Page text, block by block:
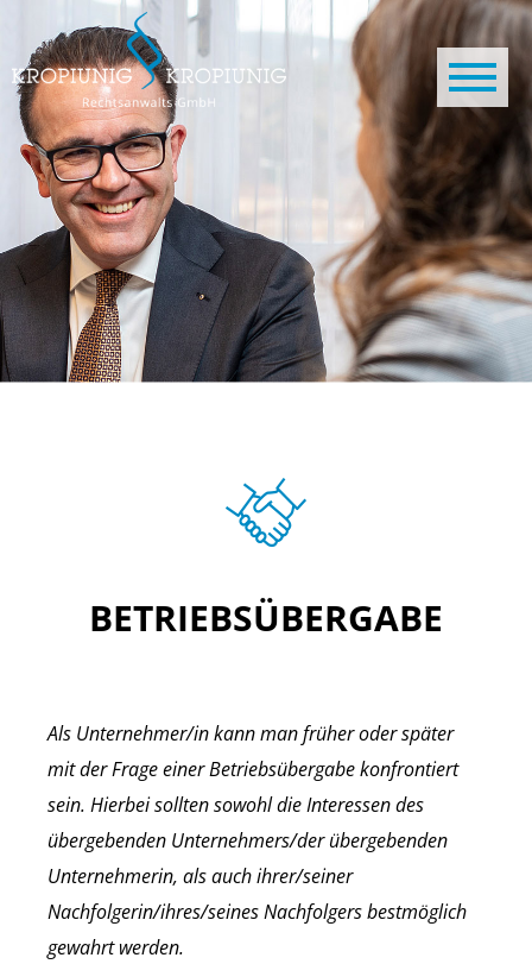
Direkt zum Inhalt
BETRIEBSÜBERGABE
Als Unternehmer/in kann man früher oder später
mit der Frage einer Betriebsübergabe konfrontiert
sein. Hierbei sollten sowohl die Interessen des
übergebenden Unternehmers/der übergebenden
Unternehmerin, als auch ihrer/seiner
Nachfolgerin/ihres/seines Nachfolgers bestmöglich
gewahrt werden.